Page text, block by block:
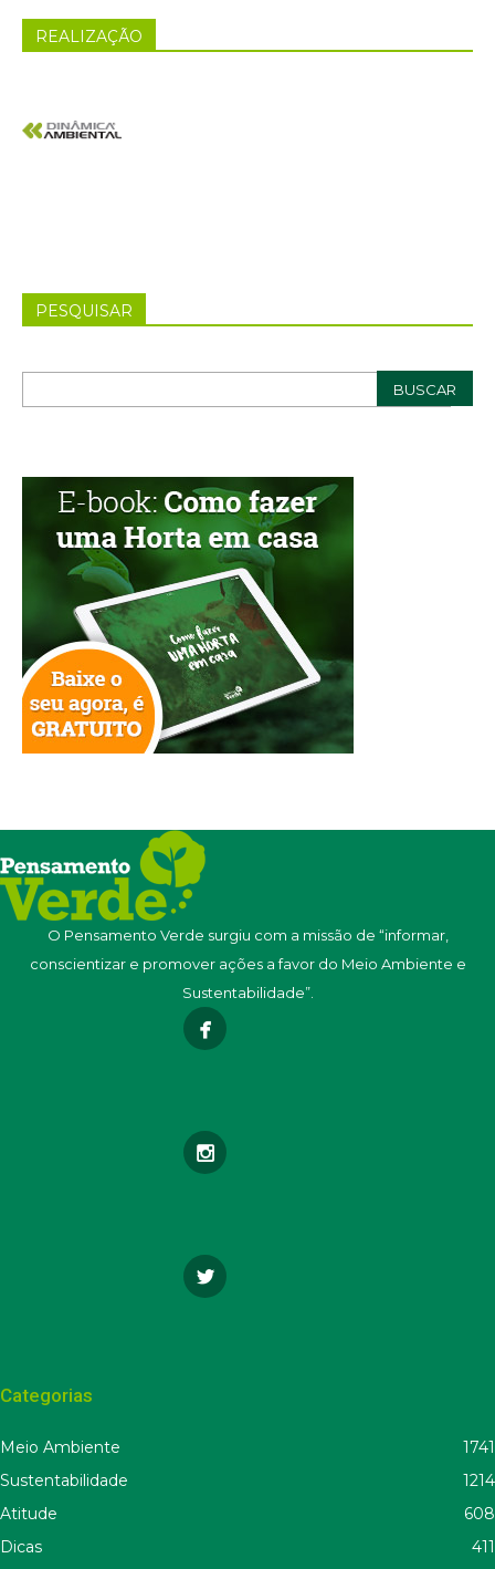
REALIZAÇÃO
PESQUISAR
O Pensamento Verde surgiu com a missão de “informar,
conscientizar e promover ações a favor do Meio Ambiente e
Sustentabilidade”.
Categorias
Meio Ambiente
1741
Sustentabilidade
1214
Atitude
608
Dicas
411